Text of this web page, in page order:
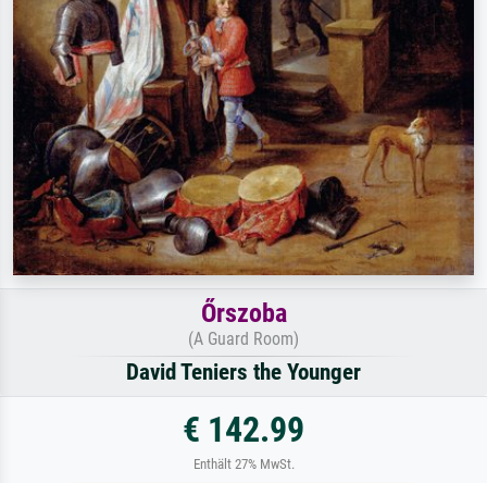
Őrszoba
(A Guard Room)
David Teniers the Younger
€ 142.99
Enthält 27% MwSt.